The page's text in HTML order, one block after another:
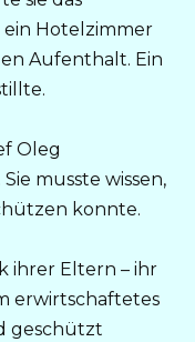
ein Hotelzimmer
Aufenthalt. Ein
Oleg
musste wissen,
konnte.
ihrer Eltern – ihr
erwirtschaftetes
geschützt